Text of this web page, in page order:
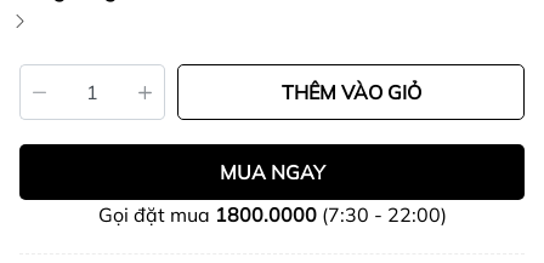
THÊM VÀO GIỎ
MUA NGAY
Gọi đặt mua 1800.0000(7:30 - 22:00)